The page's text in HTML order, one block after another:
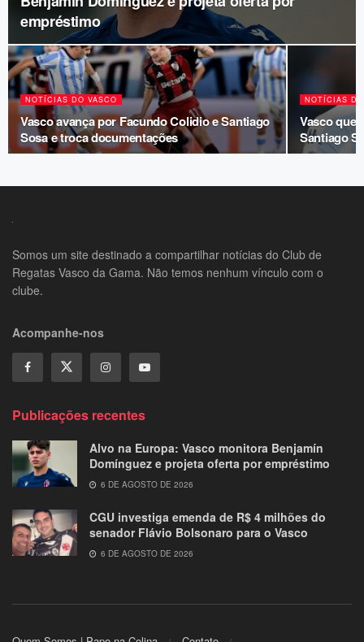
empréstimo
NOTÍCIAS DO VASCO
Vasco avança por Facundo Colidio e Santiago
Sosa e troca documentações
NOTÍCIAS
Vasco
Santiago
Somos um site destinado a compartilhar notícias do Club de
Regatas Vasco da Gama. Não temos nenhum vínculo com o
clube.
Acompanhe-nos
Publicações recentes
Alvo na Europa: Vasco monitora Benjamín
Domínguez e projeta oferta por empréstimo
6 DE AGOSTO DE 2026
CGU investiga emenda de R$ 4 milhões do
senador Flávio Bolsonaro para o Vasco
6 DE AGOSTO DE 2026